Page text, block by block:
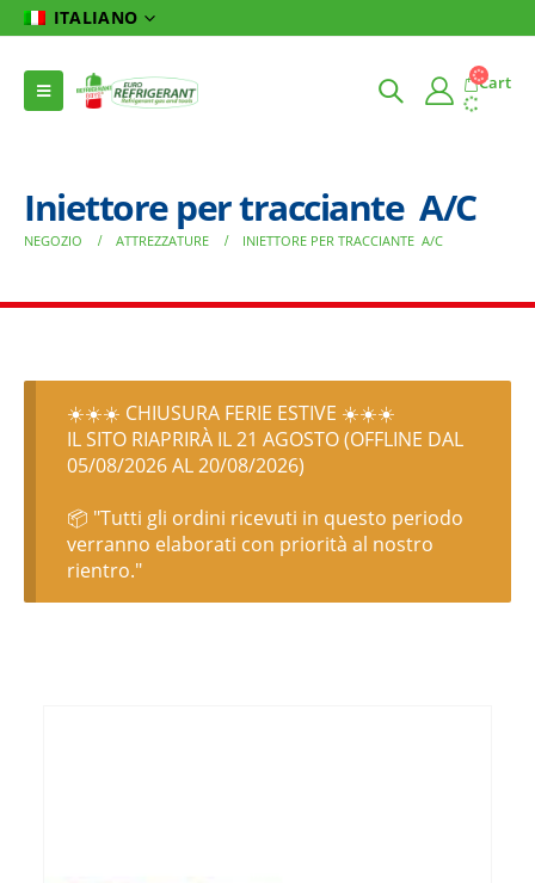
ITALIANO
Cart
Iniettore per tracciante A/C
NEGOZIO ATTREZZATURE INIETTORE PER TRACCIANTE A/C
☀️☀️☀️ CHIUSURA FERIE ESTIVE ☀️☀️☀️
IL SITO RIAPRIRÀ IL 21 AGOSTO (OFFLINE DAL
05/08/2026 AL 20/08/2026)
📦 "Tutti gli ordini ricevuti in questo periodo
verranno elaborati con priorità al nostro
rientro."